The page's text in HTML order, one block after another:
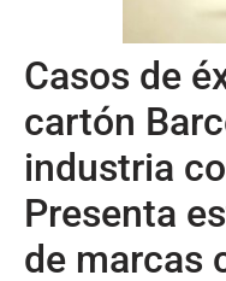
Casos de
cartón
industria
Presenta
de marcas